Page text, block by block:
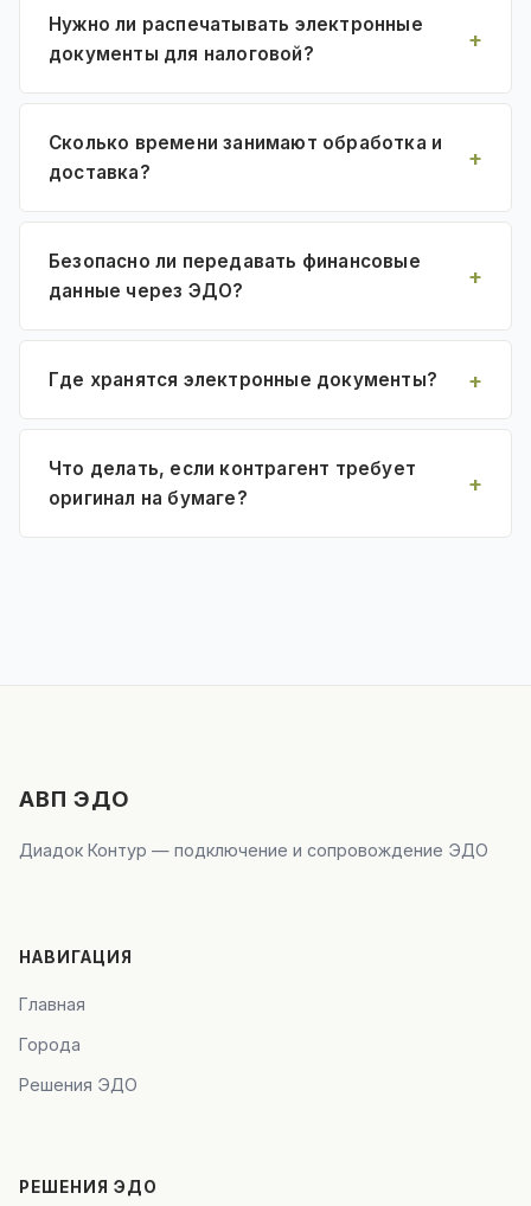
Нужно ли распечатывать электронные
документы для налоговой?
Сколько времени занимают обработка и
доставка?
Безопасно ли передавать финансовые
данные через ЭДО?
Где хранятся электронные документы?
Что делать, если контрагент требует
оригинал на бумаге?
АВП ЭДО
Диадок Контур — подключение и сопровождение ЭДО
НАВИГАЦИЯ
Главная
Города
Решения ЭДО
РЕШЕНИЯ ЭДО